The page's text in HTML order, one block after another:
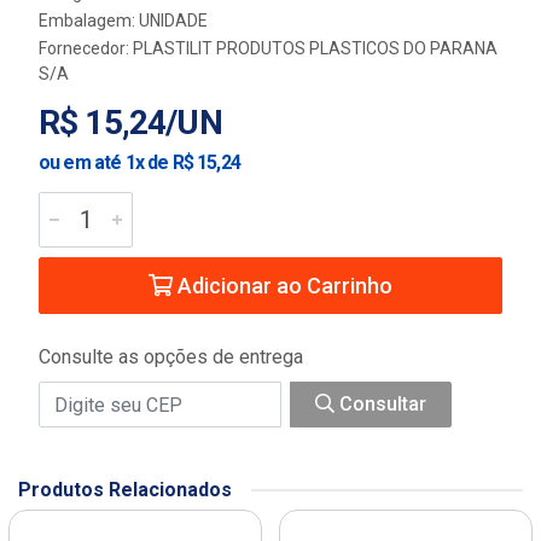
Embalagem: UNIDADE
Fornecedor: PLASTILIT PRODUTOS PLASTICOS DO PARANA
S/A
R$ 15,24/UN
ou em até 1x de R$ 15,24
Adicionar ao Carrinho
Consulte as opções de entrega
Consultar
Produtos Relacionados